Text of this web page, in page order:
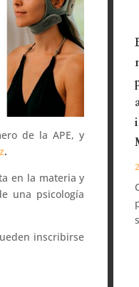
de la APE, y
.
en la materia y
una psicología
inscribirse